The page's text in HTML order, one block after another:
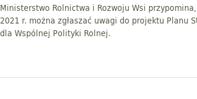
Ministerstwo Rolnictwa i Rozwoju Wsi
2021 r. można zgłaszać uwagi do projektu Planu
dla Wspólnej Polityki Rolnej.